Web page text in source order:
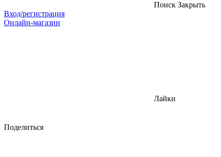
Поиск Закрыть
Вход/регистрация
Онлайн-магазин
Лайки
Поделиться